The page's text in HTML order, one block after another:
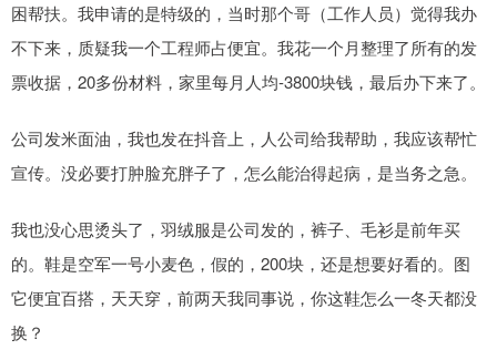
困帮扶。我申请的是特级的，当时那个哥（工作人员）觉得我办
不下来，质疑我一个工程师占便宜。我花一个月整理了所有的发
票收据，20多份材料，家里每月人均-3800块钱，最后办下来了。
公司发米面油，我也发在抖音上，人公司给我帮助，我应该帮忙
宣传。没必要打肿脸充胖子了，怎么能治得起病，是当务之急。
我也没心思烫头了，羽绒服是公司发的，裤子、毛衫是前年买
的。鞋是空军一号小麦色，假的，200块，还是想要好看的。图
它便宜百搭，天天穿，前两天我同事说，你这鞋怎么一冬天都没
换？